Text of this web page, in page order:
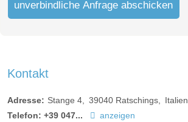
unverbindliche Anfrage abschicken
Kontakt
Adresse: Stange 4 39040 Ratschings
Italien
Telefon: +39 047...
anzeigen